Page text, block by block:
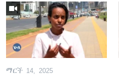
ማርች 14, 2025